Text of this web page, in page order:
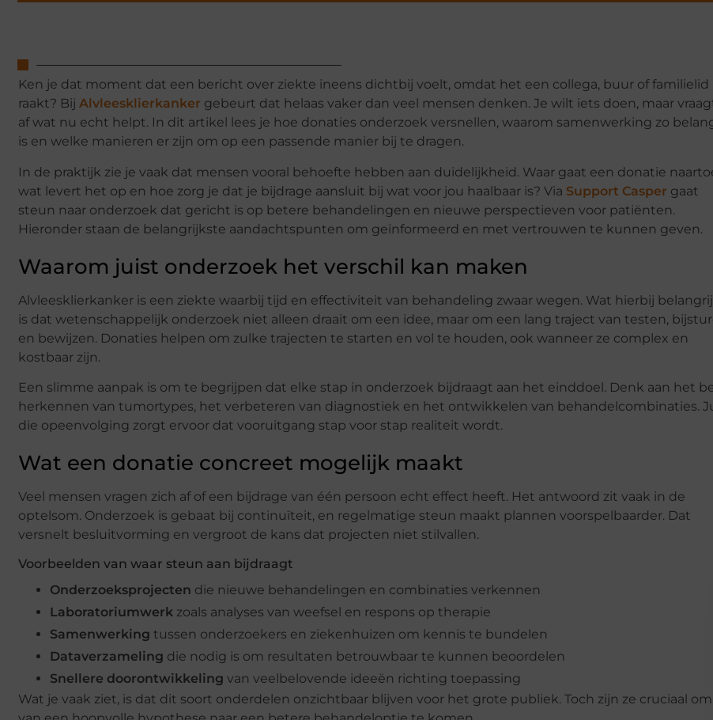
Ken je dat moment dat een bericht over ziekte ineens dichtbij voelt, omdat het een collega, buur of familielid
raakt? Bij Alvleesklierkanker gebeurt dat helaas vaker dan veel mensen denken. Je wilt iets doen, maar
af wat nu echt helpt. In dit artikel lees je hoe donaties onderzoek versnellen, waarom samenwerking zo
is en welke manieren er zijn om op een passende manier bij te dragen.
In de praktijk zie je vaak dat mensen vooral behoefte hebben aan duidelijkheid. Waar gaat een donatie
wat levert het op en hoe zorg je dat je bijdrage aansluit bij wat voor jou haalbaar is? Via Support Casper gaat
steun naar onderzoek dat gericht is op betere behandelingen en nieuwe perspectieven voor patiënten.
Hieronder staan de belangrijkste aandachtspunten om geïnformeerd en met vertrouwen te kunnen geven.
Waarom juist onderzoek het verschil kan maken
Alvleesklierkanker is een ziekte waarbij tijd en effectiviteit van behandeling zwaar wegen. Wat hierbij
is dat wetenschappelijk onderzoek niet alleen draait om een idee, maar om een lang traject van testen,
en bewijzen. Donaties helpen om zulke trajecten te starten en vol te houden, ook wanneer ze complex en
kostbaar zijn.
Een slimme aanpak is om te begrijpen dat elke stap in onderzoek bijdraagt aan het einddoel. Denk aan het
herkennen van tumortypes, het verbeteren van diagnostiek en het ontwikkelen van behandelcombinaties.
die opeenvolging zorgt ervoor dat vooruitgang stap voor stap realiteit wordt.
Wat een donatie concreet mogelijk maakt
Veel mensen vragen zich af of een bijdrage van één persoon echt effect heeft. Het antwoord zit vaak in de
optelsom. Onderzoek is gebaat bij continuïteit, en regelmatige steun maakt plannen voorspelbaarder. Dat
versnelt besluitvorming en vergroot de kans dat projecten niet stilvallen.
Voorbeelden van waar steun aan bijdraagt
Onderzoeksprojecten die nieuwe behandelingen en combinaties verkennen
Laboratoriumwerk zoals analyses van weefsel en respons op therapie
Samenwerking tussen onderzoekers en ziekenhuizen om kennis te bundelen
Dataverzameling die nodig is om resultaten betrouwbaar te kunnen beoordelen
Snellere doorontwikkeling van veelbelovende ideeën richting toepassing
Wat je vaak ziet, is dat dit soort onderdelen onzichtbaar blijven voor het grote publiek. Toch zijn ze cruciaal om